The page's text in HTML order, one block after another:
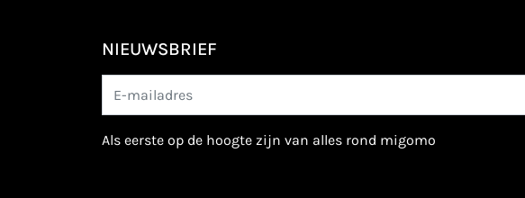
NIEUWSBRIEF
als eerste op de hoogte zijn van alles rond migomo